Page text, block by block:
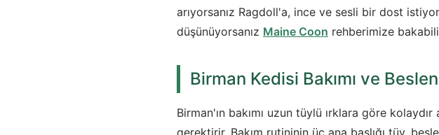
arıyorsanız Ragdoll'a, ince ve sesli bir dost
düşünüyorsanız Maine Coon rehberimize
Birman Kedisi Bakımı ve
Birman'ın bakımı uzun tüylü ırklara göre
gerektirir. Bakım rutininin üç ana başlığı tüy,